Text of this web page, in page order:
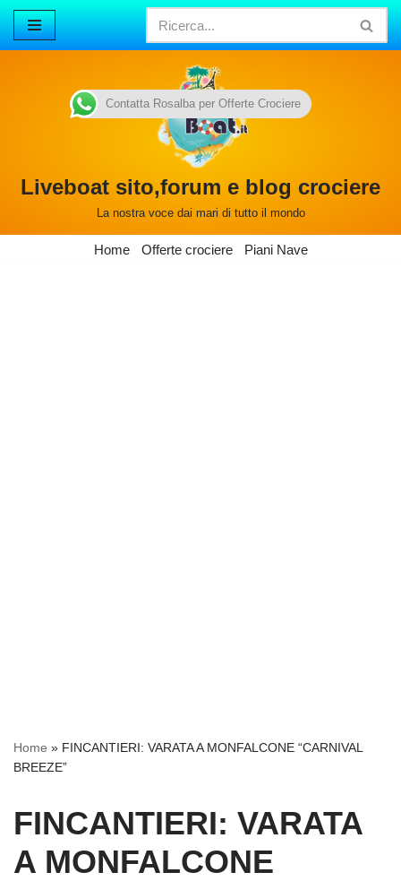
Vai
Liveboat sito,forum e blog crociere
La nostra voce dai mari di tutto il mondo
Home Offerte crociere Piani Nave
Home » FINCANTIERI: VARATA A MONFALCONE “CARNIVAL
BREEZE”
FINCANTIERI: VARATA
A MONFALCONE
Contatta Rosalba per Offerte Crociere